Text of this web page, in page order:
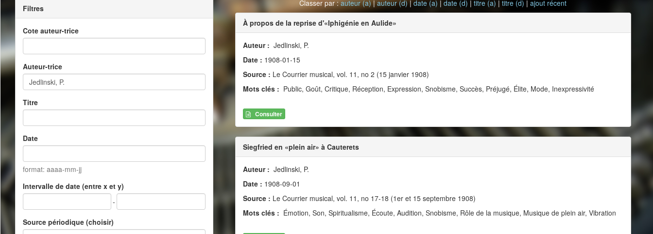
Filtres
Cote auteur-trice
Auteur-trice
Titre
Date
format: aaaa-mm-jj
Intervalle de date (entre x et y)
-
Source périodique (choisir)
Classer par :auteur (a)|auteur (d)|date (a) |date (d) |titre (a) |titre (d) |ajout récent
À propos de la reprise d'«Iphigénie en Aulide»
Auteur : Jedlinski, P.
Date : 1908-01-15
Source : Le Courrier musical, vol. 11, no 2 (15 janvier 1908)
Mots clés : Public, Goût, Critique, Réception, Expression, Snobisme, Succès, Préjugé, Élite, Mode, Inexpressivité
Consulter
Siegfried en «plein air» à Cauterets
Auteur : Jedlinski, P.
Date : 1908-09-01
Source : Le Courrier musical, vol. 11, no 17-18 (1er et 15 septembre 1908)
Mots clés : Émotion, Son, Spiritualisme, Écoute, Audition, Snobisme, Rôle de la musique, Musique de plein air, Vibration